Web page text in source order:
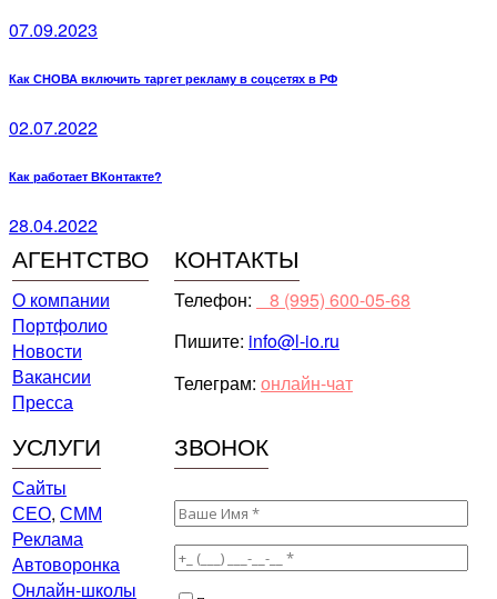
07.09.2023
Как СНОВА включить таргет рекламу в соцсетях в РФ
02.07.2022
Как работает ВКонтакте?
28.04.2022
АГЕНТСТВО КОНТАКТЫ
О компании
Портфолио
Новости
Вакансии
Пресса
Телефон:
⠀8 (995) 600-05-68
Пишите: info@l-io.ru
Телеграм: онлайн-чат
УСЛУГИ ЗВОНОК
Сайты
СЕО, СММ
Реклама
Автоворонка
Онлайн-школы